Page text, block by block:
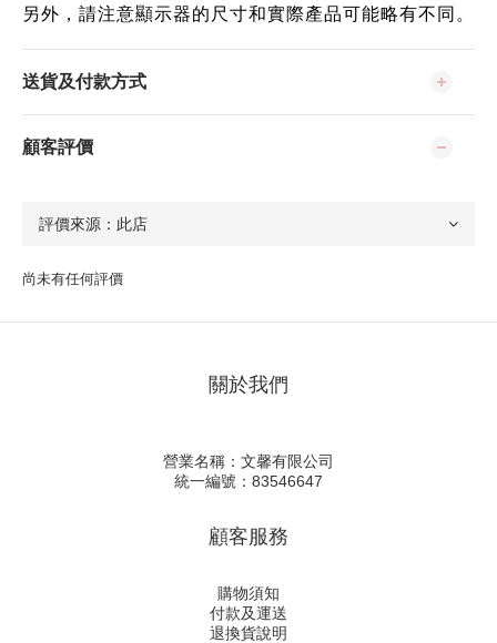
另外，請注意顯示器的尺寸和實際產品可能略有不同。
送貨及付款方式
顧客評價
尚未有任何評價
關於我們
營業名稱：文馨有限公司
統一編號：83546647
顧客服務
購物須知
付款及運送
退換貨說明